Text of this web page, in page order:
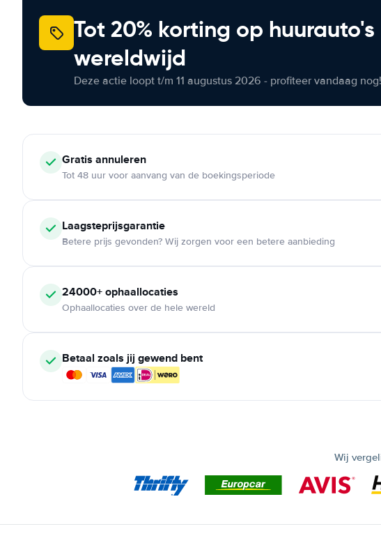
Tot 20% korting op huurauto's
wereldwijd
Deze actie loopt t/m 11 augustus 2026 - profiteer vandaag nog!
Gratis annuleren
Tot 48 uur voor aanvang van de boekingsperiode
Laagsteprijsgarantie
Betere prijs gevonden? Wij zorgen voor een betere aanbieding
24000+ ophaallocaties
Ophaallocaties over de hele wereld
Betaal zoals jij gewend bent
Wij